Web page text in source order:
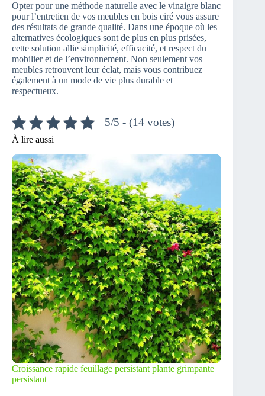
Opter pour une méthode naturelle avec le vinaigre blanc
pour l’entretien de vos meubles en bois ciré vous assure
des résultats de grande qualité. Dans une époque où les
alternatives écologiques sont de plus en plus prisées,
cette solution allie simplicité, efficacité, et respect du
mobilier et de l’environnement. Non seulement vos
meubles retrouvent leur éclat, mais vous contribuez
également à un mode de vie plus durable et
respectueux.
5/5 - (14 votes)
À lire aussi
Croissance rapide feuillage persistant plante grimpante
persistant